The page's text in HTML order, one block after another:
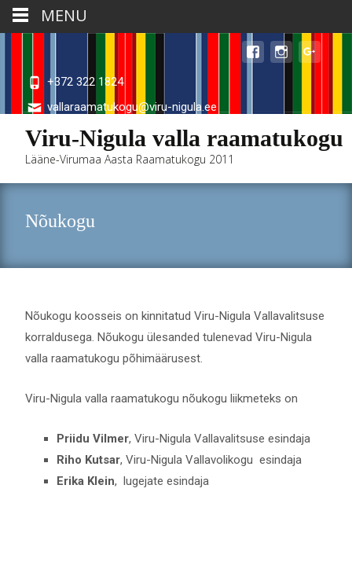
+372 322 1824
vallaraamatukogu@viru-nigula.ee
Viru-Nigula valla raamatukogu
Lääne-Virumaa Aasta Raamatukogu 2011
Nõukogu
Nõukogu koosseis on kinnitatud Viru-Nigula Vallavalitsuse
korraldusega. Nõukogu ülesanded tulenevad Viru-Nigula
valla raamatukogu põhimäärusest.
Viru-Nigula valla raamatukogu nõukogu liikmeteks on
Priidu Vilmer, Viru-Nigula Vallavalitsuse esindaja
Riho Kutsar, Viru-Nigula Vallavolikogu esindaja
Erika Klein, lugejate esindaja
MENU